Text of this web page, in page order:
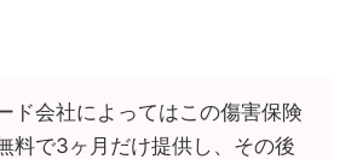
ド会社によってはこの傷害保険
料で3ヶ月だけ提供し、その後